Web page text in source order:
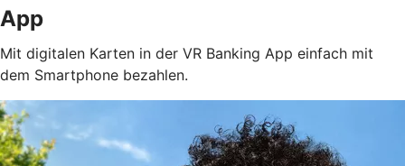
App
Mit digitalen Karten in der VR Banking App einfach mit
dem Smartphone bezahlen.